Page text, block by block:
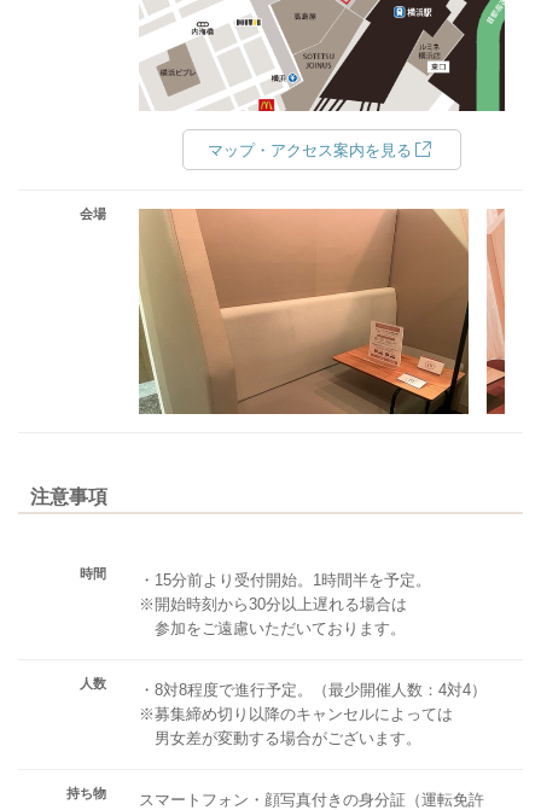
マップ・アクセス案内を見る
会場
注意事項
時間
・15分前より受付開始。1時間半を予定。
※開始時刻から30分以上遅れる場合は
参加をご遠慮いただいております。
人数
・8対8程度で進行予定。（最少開催人数：4対4）
※募集締め切り以降のキャンセルによっては
男女差が変動する場合がございます。
持ち物
スマートフォン・顔写真付きの身分証（運転免許